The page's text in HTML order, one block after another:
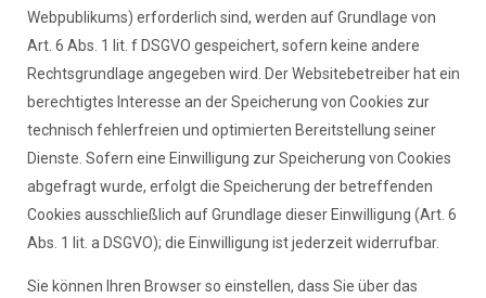
Webpublikums) erforderlich sind, werden auf Grundlage von
Art. 6 Abs. 1 lit. f DSGVO gespeichert, sofern keine andere
Rechtsgrundlage angegeben wird. Der Websitebetreiber hat ein
berechtigtes Interesse an der Speicherung von Cookies zur
technisch fehlerfreien und optimierten Bereitstellung seiner
Dienste. Sofern eine Einwilligung zur Speicherung von Cookies
abgefragt wurde, erfolgt die Speicherung der betreffenden
Cookies ausschließlich auf Grundlage dieser Einwilligung (Art. 6
Abs. 1 lit. a DSGVO); die Einwilligung ist jederzeit widerrufbar.
Sie können Ihren Browser so einstellen, dass Sie über das